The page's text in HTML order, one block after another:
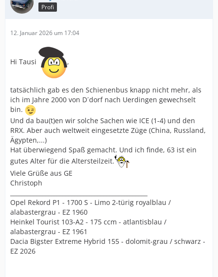
Profi
12. Januar 2026 um 17:04
Hi Tausi ,
tatsächlich gab es den Schienenbus knapp nicht mehr, als
ich im Jahre 2000 von D´dorf nach Uerdingen gewechselt
bin.
Und da bau(t)en wir solche Sachen wie ICE (1-4) und den
RRX. Aber auch weltweit eingesetzte Züge (China, Russland,
Ägypten,...)
Hat überwiegend Spaß gemacht. Und ich finde, 63 ist ein
gutes Alter für die Altersteilzeit.
Viele Grüße aus GE
Christoph
Opel Rekord P1 - 1700 S - Limo 2-türig royalblau /
alabastergrau - EZ 1960
Heinkel Tourist 103-A2 - 175 ccm - atlantisblau /
alabastergrau - EZ 1961
Dacia Bigster Extreme Hybrid 155 - dolomit-grau / schwarz -
EZ 2026